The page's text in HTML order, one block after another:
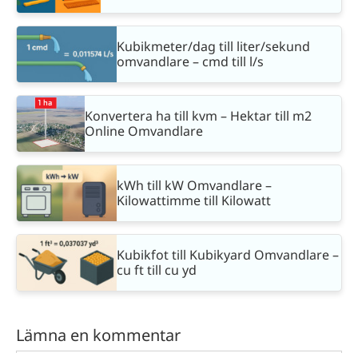
Kubikmeter/dag till liter/sekund
omvandlare – cmd till l/s
Konvertera ha till kvm – Hektar till m2
Online Omvandlare
kWh till kW Omvandlare –
Kilowattimme till Kilowatt
Kubikfot till Kubikyard Omvandlare –
cu ft till cu yd
Lämna en kommentar